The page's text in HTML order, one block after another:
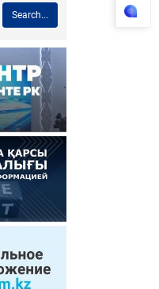
Search...